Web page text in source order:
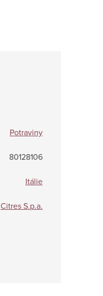
Potraviny
80128106
Itálie
Citres S.p.a.